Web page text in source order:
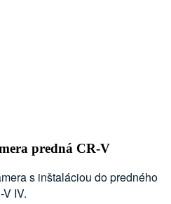
predná CR-V
s inštaláciou do predného
IV.